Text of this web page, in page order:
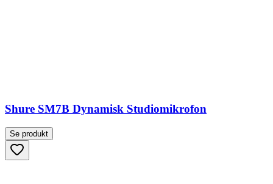
Shure SM7B Dynamisk Studiomikrofon
Se produkt